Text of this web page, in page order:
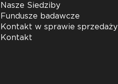
Nasze Siedziby
Fundusze badawcze
Kontakt w sprawie sprzedaży
Kontakt